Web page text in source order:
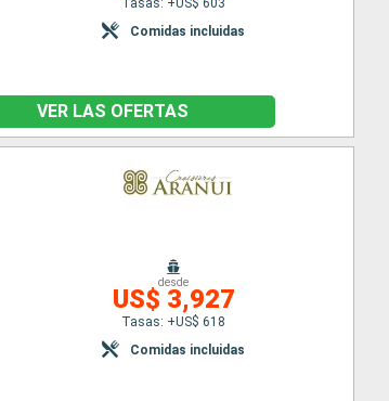
Comidas incluidas
VER LAS OFERTAS
desde
US$ 3,927
Tasas: +US$ 618
Comidas incluidas